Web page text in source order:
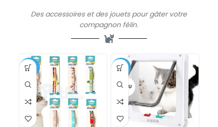
Des accessoireset des jouets pour gâter votre
compagnon félin.
-30% -18%
VENDU